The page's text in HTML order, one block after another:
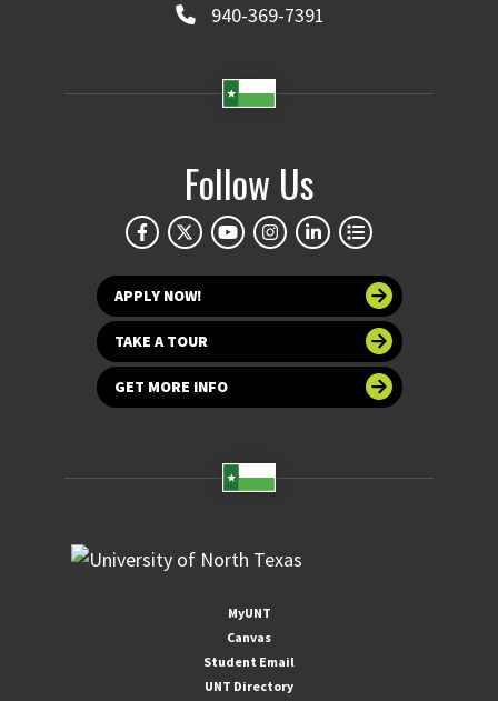
940-369-7391
Follow Us
APPLY NOW!
TAKE A TOUR
GET MORE INFO
MyUNT
Canvas
Student Email
UNT Directory